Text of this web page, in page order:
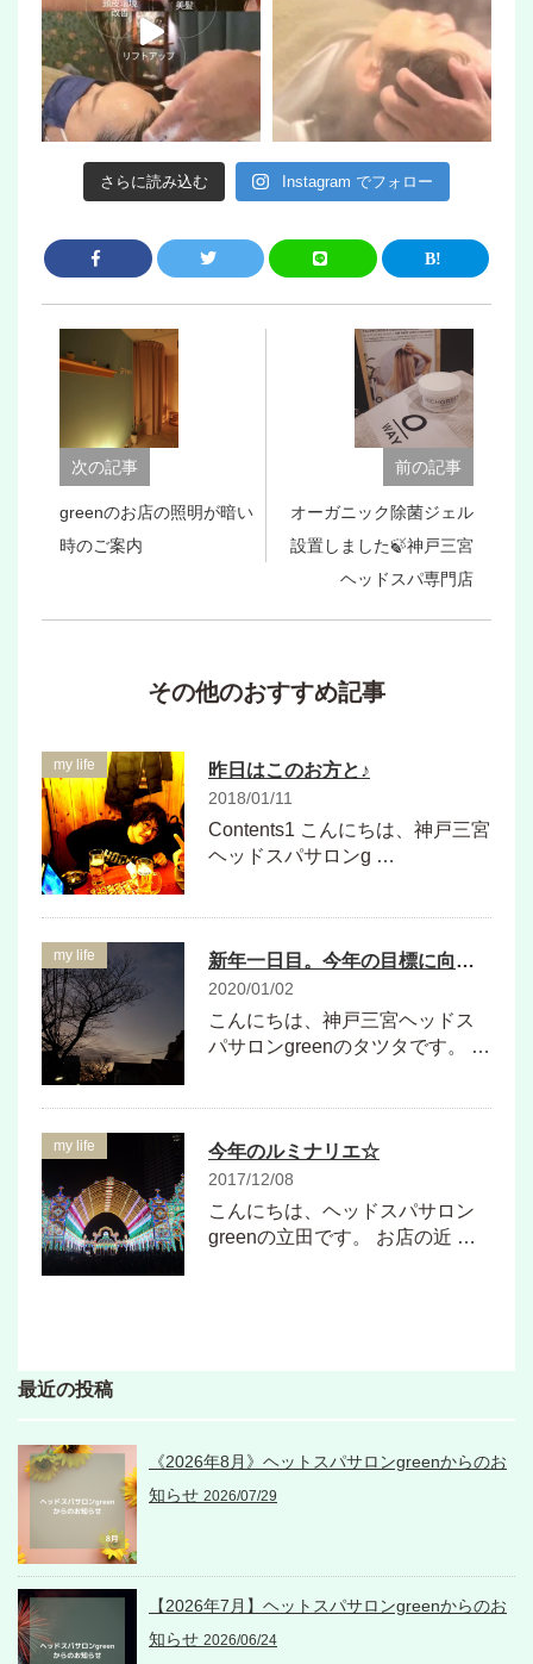
さらに読み込む Instagram でフォロー
次の記事
greenのお店の照明が暗い
時のご案内
前の記事
オーガニック除菌ジェル
設置しました🍃神戸三宮
ヘッドスパ専門店
その他のおすすめ記事
my life 昨日はこのお方と♪
2018/01/11
Contents1 こんにちは、神戸三宮
ヘッドスパサロンg …
my life 新年一日目。今年の目標に向けて動き出しました！
2020/01/02
こんにちは、神戸三宮ヘッドス
パサロンgreenのタツタです。 …
my life 今年のルミナリエ☆
2017/12/08
こんにちは、ヘッドスパサロン
greenの立田です。 お店の近 …
最近の投稿
《2026年8月》ヘットスパサロンgreenからのお
知らせ 2026/07/29
【2026年7月】ヘットスパサロンgreenからのお
知らせ 2026/06/24